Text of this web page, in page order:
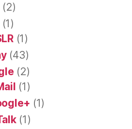
(2)
(1)
(43)
(2)
(1)
(1)
(1)